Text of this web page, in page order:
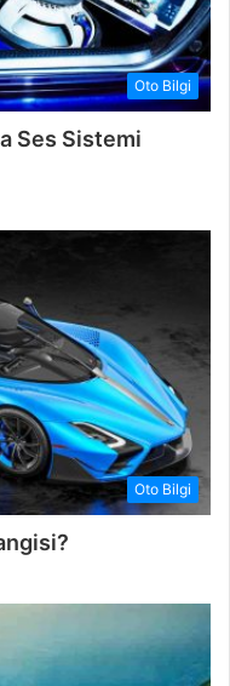
Oto Bilgi
Ses Sistemi
Oto Bilgi